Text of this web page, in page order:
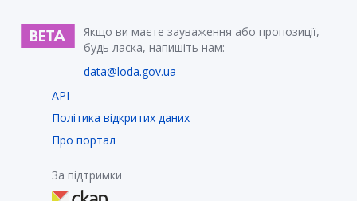
Якщо ви маєте зауваження або пропозиції,
будь ласка, напишіть нам:
data@loda.gov.ua
API
Політика відкритих даних
Про портал
За підтримки